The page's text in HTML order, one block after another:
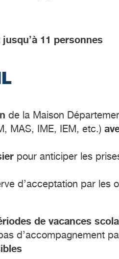
11 personnes
de la Maison
MAS, IME, IEM, etc.)
pour anticiper les
d’acceptation par les
de vacances
d’accompagnement